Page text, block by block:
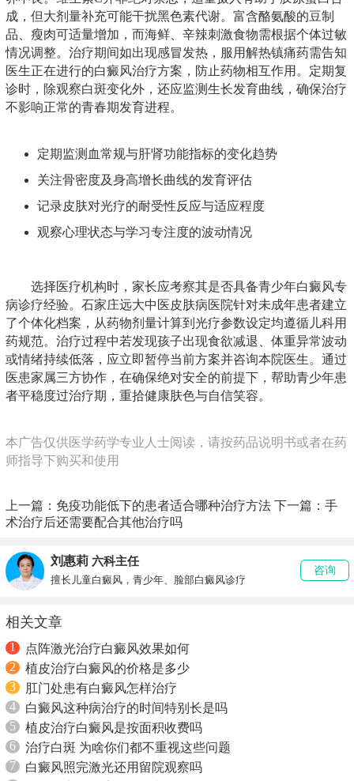
成，但大剂量补充可能干扰黑色素代谢。富含酪氨酸的豆制
品、瘦肉可适量增加，而海鲜、辛辣刺激食物需根据个体过敏
情况调整。治疗期间如出现感冒发热，服用解热镇痛药需告知
医生正在进行的白癜风治疗方案，防止药物相互作用。定期复
诊时，除观察白斑变化外，还应监测生长发育曲线，确保治疗
不影响正常的青春期发育进程。
定期监测血常规与肝肾功能指标的变化趋势
关注骨密度及身高增长曲线的发育评估
记录皮肤对光疗的耐受性反应与适应程度
观察心理状态与学习专注度的波动情况
选择医疗机构时，家长应考察其是否具备青少年白癜风专
病诊疗经验。石家庄远大中医皮肤病医院针对未成年患者建立
了个体化档案，从药物剂量计算到光疗参数设定均遵循儿科用
药规范。治疗过程中若发现孩子出现食欲减退、体重异常波动
或情绪持续低落，应立即暂停当前方案并咨询本院医生。通过
医患家属三方协作，在确保绝对安全的前提下，帮助青少年患
者平稳度过治疗期，重拾健康肤色与自信笑容。
本广告仅供医学药学专业人士阅读，请按药品说明书或者在药
师指导下购买和使用
上一篇： 免疫功能低下的患者适合哪种治疗方法 下一篇： 手
术治疗后还需要配合其他治疗吗
刘惠莉 六科主任
擅长儿童白癜风，青少年、脸部白癜风诊疗
咨询
相关文章
1
点阵激光治疗白癜风效果如何
2
植皮治疗白癜风的价格是多少
3
肛门处患有白癜风怎样治疗
4
白癜风这种病治疗的时间特别长是吗
5
植皮治疗白癜风是按面积收费吗
6
治疗白斑 为啥你们都不重视这些问题
7
白癜风照完激光还用留院观察吗